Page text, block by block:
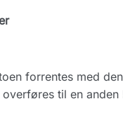
forrentes med
til en